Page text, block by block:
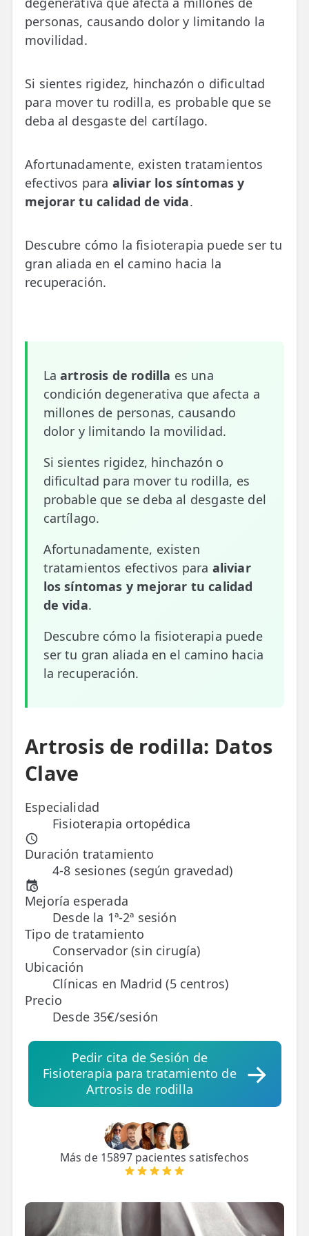
💆‍♀️ Tratamientos
😓 Síntomas
📰 Blog
🏢 Empresas
UBICACIONES
🔍 Buscador Clínicas
📍 Barrio del Pilar
📍 Chamberí - Centro
📍 Barrio Salamanca
TIENDA
🛍️ Tienda Bonos
🛍️ Tienda Productos Fisioterapia
🎁 Tarjetas Regalo
🛒 Carrito
❤️ Ofertas
CONTACTO
☎️ 91 005 23 63
📧 Contacta
ESPECIALIDADES
🩻 Fisioterapia Traumatológica
🫶 Suelo Pélvico
💆 Masajes Madrid
🏅 Fisioterapia Deportiva
🧠 Fisioterapia Neurológica
🧍 Fisioterapia Vestibular
🫁 Fisioterapia Respiratoria
👶 Fisioterapia Pediátrica
TRATAMIENTOS
✅ Punción Seca
✅ Ondas de Choque
✅ EPTE - EPI
ESTÉTICA
✨ Fisioestética
✨ Radiofrecuencia INDIBA
✨ Drenaje Linfático Manual
✨ Cicatrices y Estrías
personas, causando dolor y limitando la
movilidad.
Si sientes rigidez, hinchazón o dificultad
para mover tu rodilla, es probable que se
deba al desgaste del cartílago.
Afortunadamente, existen tratamientos
efectivos para aliviar los síntomas y
mejorar tu calidad de vida.
Descubre cómo la fisioterapia puede ser tu
gran aliada en el camino hacia la
recuperación.
Laartrosis de rodilla es una
condición degenerativa que afecta a
millones de personas, causando
dolor y limitando la movilidad.
Si sientes rigidez, hinchazón o
dificultad para mover tu rodilla, es
probable que se deba al desgaste del
cartílago.
Afortunadamente, existen
tratamientos efectivos para aliviar
los síntomas y mejorar tu calidad
de vida.
Descubre cómo la fisioterapia puede
ser tu gran aliada en el camino hacia
la recuperación.
Artrosis de rodilla: Datos
Clave
Especialidad
Fisioterapia ortopédica
Duración tratamiento
4-8 sesiones (según gravedad)
Mejoría esperada
Desde la 1ª-2ª sesión
Tipo de tratamiento
Conservador (sin cirugía)
Ubicación
Clínicas en Madrid (5 centros)
Precio
Desde 35€/sesión
Pedir cita de Sesión de
Fisioterapia para tratamiento de
Artrosis de rodilla
Más de 15897 pacientes satisfechos